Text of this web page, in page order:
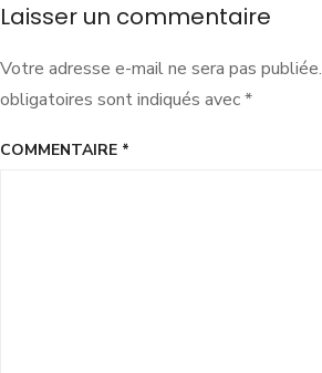
Laisser un commentaire
Votre adresse e-mail ne sera pas publiée.
obligatoires sont indiqués avec*
COMMENTAIRE *